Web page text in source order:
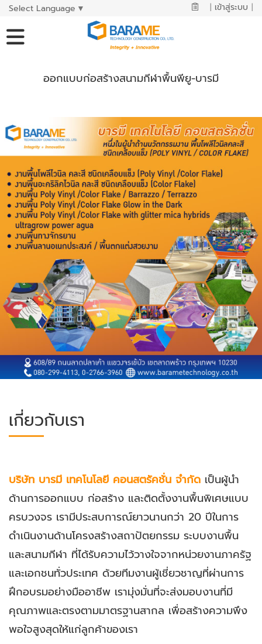
Select Language ▼ | เข้าสู่ระบบ |
ออกแบบก่อสร้างสนามกีฬาพื้นพียู-บารมี
เกี่ยวกับเรา
บริษัท บารมี เทคโนโลยี คอนสตรัคชั่น จำกัด เป็นผู้นำ
ด้านการออกแบบ ก่อสร้าง และติดตั้งงานพื้นพิเศษแบบ
ครบวงจร เรามีประสบการณ์ยาวนานกว่า 20 ปีในการ
ดำเนินงานด้านโครงสร้างสถาปัตยกรรม ระบบงานพื้น
และสนามกีฬา ที่ได้รับความไว้วางใจจากหน่วยงานภาครัฐ
และเอกชนทั่วประเทศ ด้วยทีมงานผู้เชี่ยวชาญที่ผ่านการ
ฝึกอบรมอย่างมืออาชีพ เรามุ่งมั่นที่จะส่งมอบงานที่มี
คุณภาพและตรงตามมาตรฐานสากล เพื่อสร้างความพึง
พอใจสูงสุดให้แก่ลูกค้าของเรา